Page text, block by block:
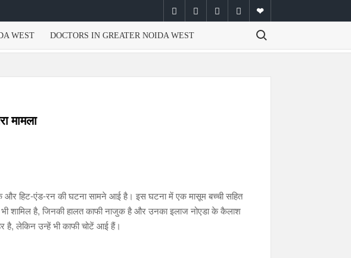
facebooktwitterinstagram
youtubeemail
WEST DOCTORS IN GREATER NOIDA WEST Search for:
मामला
और हिट-एंड-रन की घटना सामने आई है। इस घटना में एक मासूम बच्ची सहित
शामिल है, जिनकी हालत काफी नाजुक है और उनका इलाज नोएडा के कैलाश
है, लेकिन उन्हें भी काफी चोटें आई हैं।